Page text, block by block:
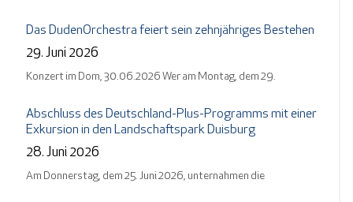
Das DudenOrchestra feiert sein zehnjähriges Bestehen
29. Juni 2026
Konzert im Dom, 30.06.2026 Wer am Montag, dem 29.
Abschluss des Deutschland-Plus-Programms mit einer
Exkursion in den Landschaftspark Duisburg
28. Juni 2026
Am Donnerstag, dem 25. Juni 2026, unternahmen die